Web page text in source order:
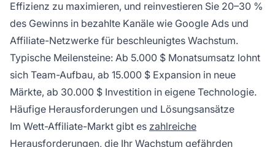
Effizienz zu maximieren, und reinvestieren Sie 20–30 %
des Gewinns in bezahlte Kanäle wie Google Ads und
Affiliate-Netzwerke für beschleunigtes Wachstum.
Typische Meilensteine: Ab 5.000 $ Monatsumsatz lohnt
sich Team-Aufbau, ab 15.000 $ Expansion in neue
Märkte, ab 30.000 $ Investition in eigene Technologie.
Häufige Herausforderungen und Lösungsansätze
Im Wett-Affiliate-Markt gibt es zahlreiche
Herausforderungen, die Ihr Wachstum gefährden